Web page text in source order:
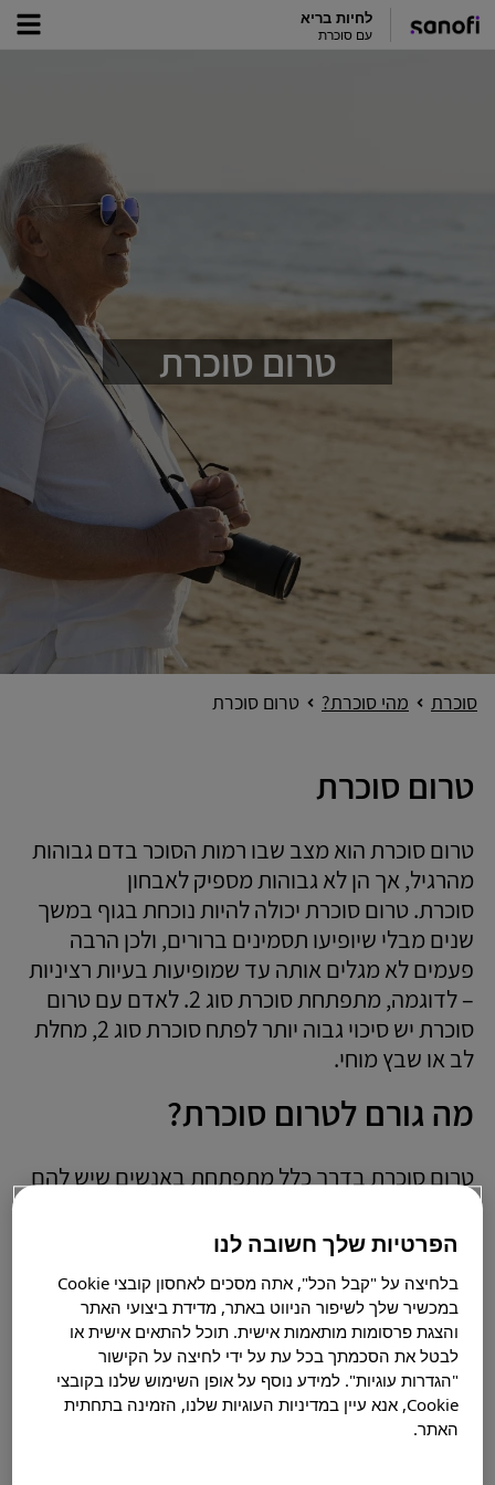
לחיות בריא
עם סוכרת
טרום סוכרת
סוכרת מהי סוכרת? טרום סוכרת
טרום סוכרת
טרום סוכרת הוא מצב שבו רמות הסוכר בדם גבוהות
מהרגיל, אך הן לא גבוהות מספיק לאבחון
סוכרת. טרום סוכרת יכולה להיות נוכחת בגוף במשך
שנים מבלי שיופיעו תסמינים ברורים, ולכן הרבה
פעמים לא מגלים אותה עד שמופיעות בעיות רציניות
– לדוגמה, מתפתחת סוכרת סוג 2. לאדם עם טרום
סוכרת יש סיכוי גבוה יותר לפתח סוכרת סוג 2, מחלת
לב או שבץ מוחי.
מה גורם לטרום סוכרת?
טרום סוכרת בדרך כלל מתפתחת באנשים שיש להם
לגלוקוז (סוכר) להיכנס לתאים ולספק להם אנרגיה.
בעיות באינסולין יכולות להיות: תנגודת לאינסולין
(כשהגוף לא יכול להשתמש באינסולין כמו שצריך) או
כשהגוף לא מייצר מספיק אינסולין כדי לשמור על
רמות הסוכר בדם תקינות.
גורמי הסיכון לטרום סוכרת
הפרטיות שלך חשובה לנו
בלחיצה על "קבל הכל", אתה מסכים לאחסון קובצי Cookie
במכשיר שלך לשיפור הניווט באתר, מדידת ביצועי האתר
והצגת פרסומות מותאמות אישית. תוכל להתאים אישית או
לבטל את הסכמתך בכל עת על ידי לחיצה על הקישור
"הגדרות עוגיות". למידע נוסף על אופן השימוש שלנו בקובצי
Cookie, אנא עיין במדיניות העוגיות שלנו, הזמינה בתחתית
האתר.